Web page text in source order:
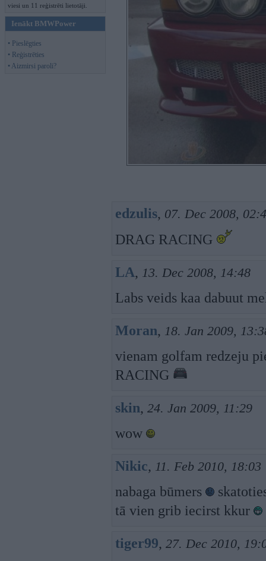
viesi un 11 reģistrēti lietotāji.
Ienākt BMWPower
• Pieslēgties
• Reģistrēties
• Aizmirsi paroli?
edzulis, 07. Dec 2008,
DRAG RACING
LA, 13. Dec 2008, 14:48
Labs veids kaa dabuut
Moran, 18. Jan 2009,
vienam golfam redzeju
RACING
skin, 24. Jan 2009, 11:29
wow
Nikic, 11. Feb 2010, 18:03
nabaga būmers
tā vien grib iecirst kkur
tiger99, 27. Dec 2010,